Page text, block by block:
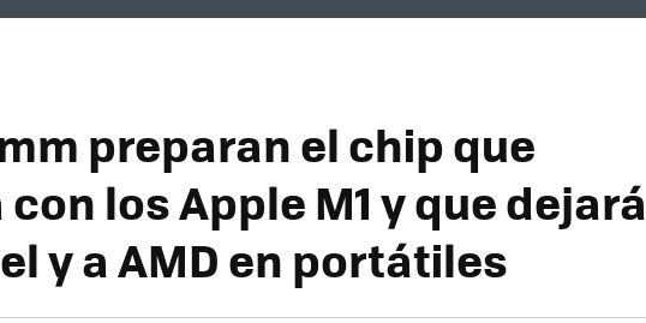
preparan el chip que
los Apple M1 y que dejará
y a AMD en portátiles